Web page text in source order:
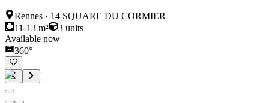
Rennes · 14 SQUARE DU CORMIER
11-13 m²
3 units
Available now
360°